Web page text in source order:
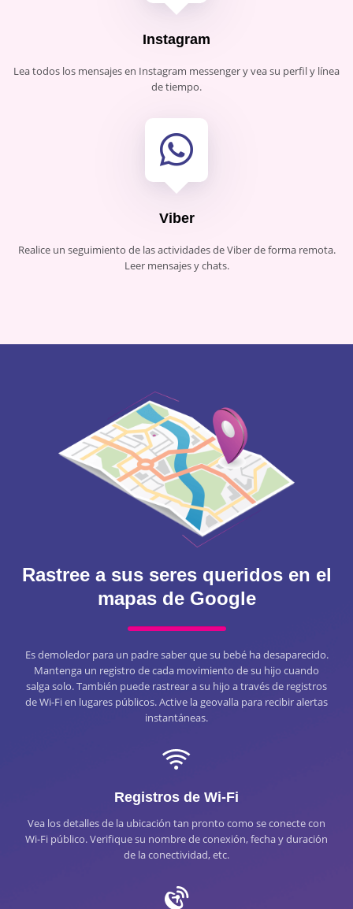
Instagram
Lea todos los mensajes en Instagram messenger y vea su perfil y línea
de tiempo.
Viber
Realice un seguimiento de las actividades de Viber de forma remota.
Leer mensajes y chats.
Rastree a sus seres queridos en el
mapas de Google
Es demoledor para un padre saber que su bebé ha desaparecido.
Mantenga un registro de cada movimiento de su hijo cuando
salga solo. También puede rastrear a su hijo a través de registros
de Wi-Fi en lugares públicos. Active la geovalla para recibir alertas
instantáneas.
Registros de Wi-Fi
Vea los detalles de la ubicación tan pronto como se conecte con
Wi-Fi público. Verifique su nombre de conexión, fecha y duración
de la conectividad, etc.